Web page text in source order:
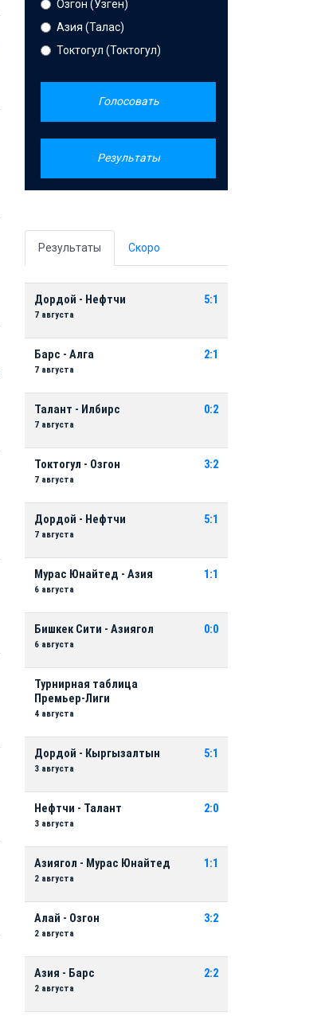
Озгон (Узген)
Азия (Талас)
Токтогул (Токтогул)
Голосовать
Результаты
Результаты Скоро
Дордой - Нефтчи
7 августа
5:1
Барс - Алга
7 августа
2:1
Талант - Илбирс
7 августа
0:2
Токтогул - Озгон
7 августа
3:2
Дордой - Нефтчи
7 августа
5:1
Мурас Юнайтед - Азия
6 августа
1:1
Бишкек Сити - Азиягол
6 августа
0:0
Турнирная таблица
Премьер-Лиги
4 августа
Дордой - Кыргызалтын
3 августа
5:1
Нефтчи - Талант
3 августа
2:0
Азиягол - Мурас Юнайтед
2 августа
1:1
Алай - Озгон
2 августа
3:2
Азия - Барс
2 августа
2:2